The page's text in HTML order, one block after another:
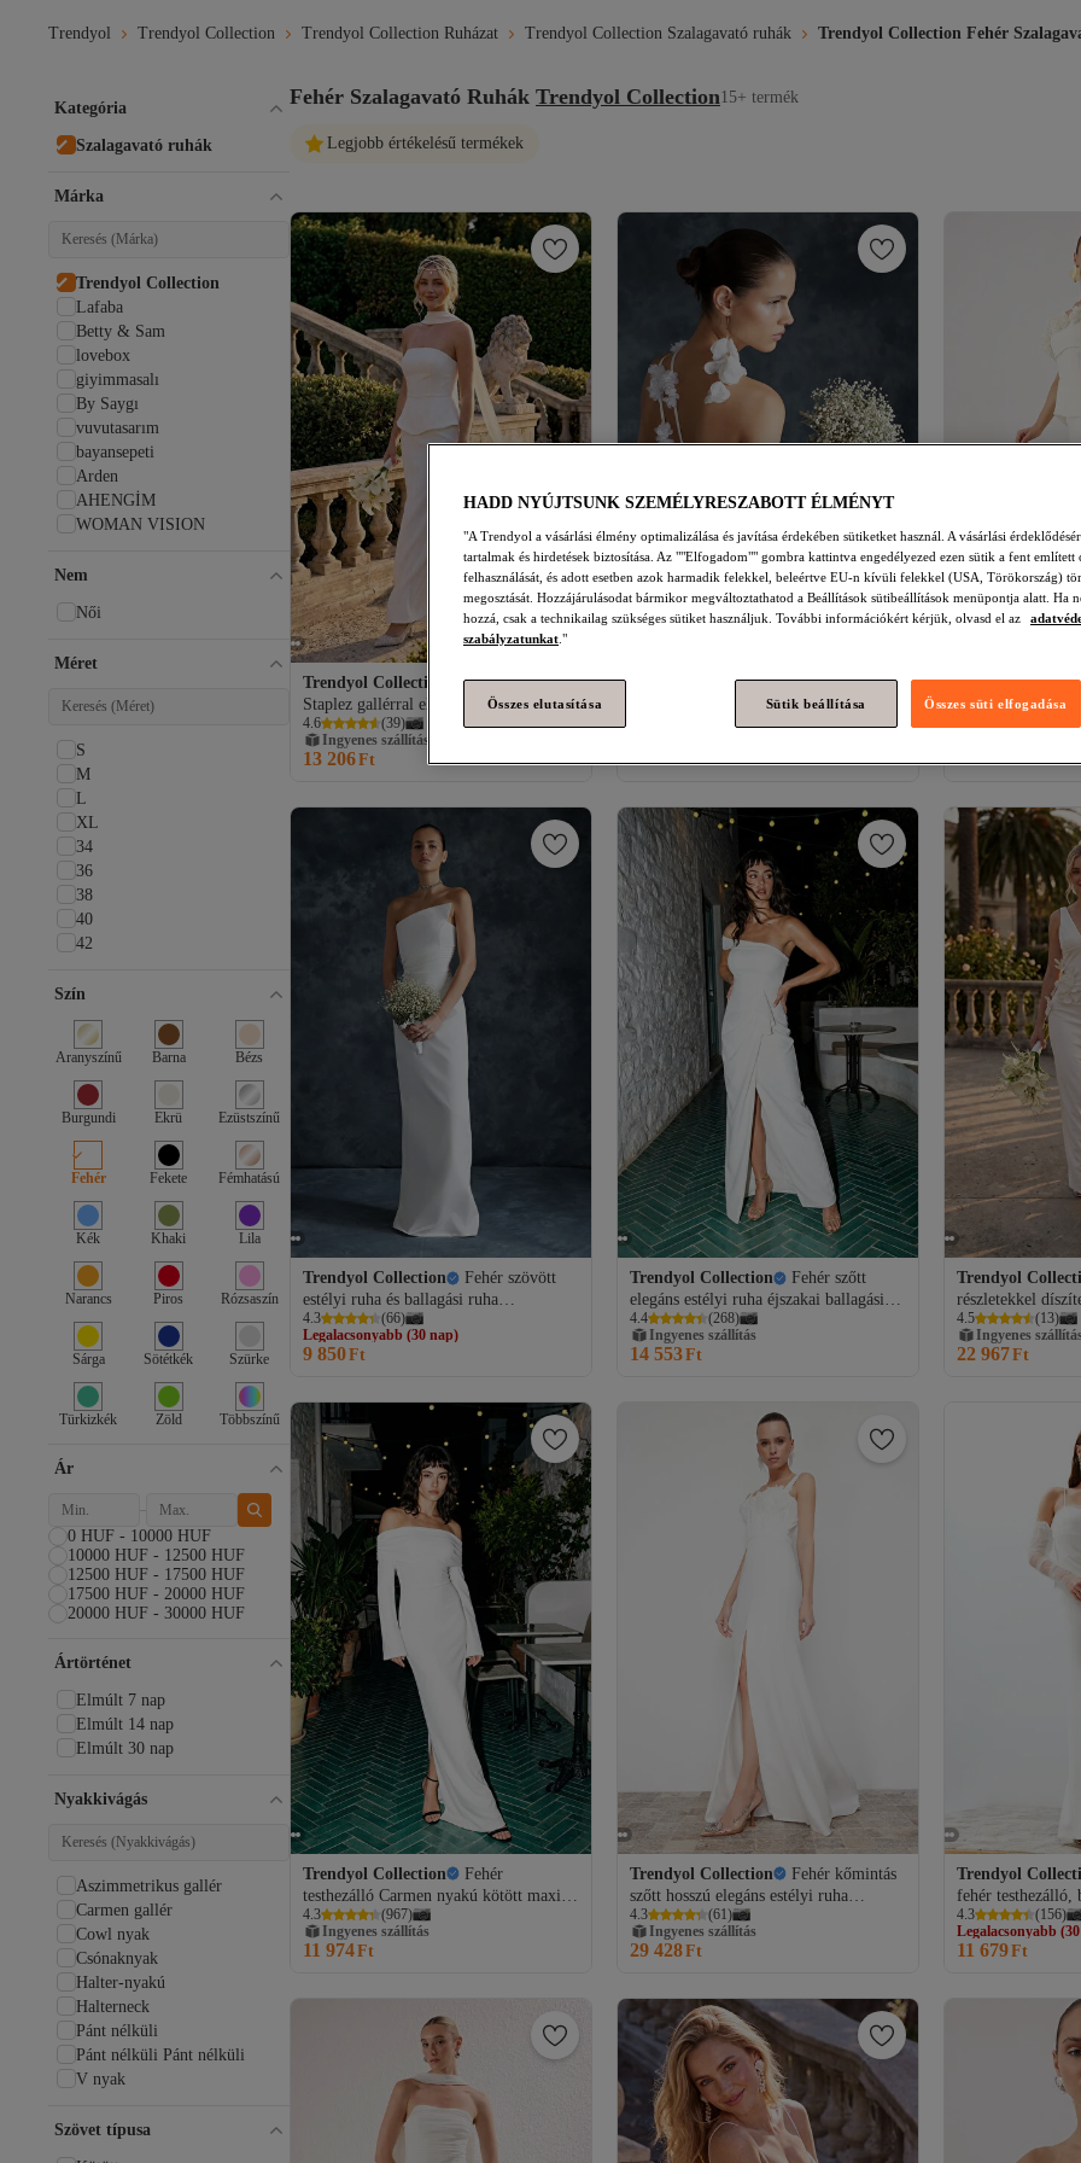
Trendyol Trendyol Collection Trendyol Collection Ruházat Trendyol Collection Szalagavató ruhák Trendyol Collection Fehér
Fehér Szalagavató Ruhák Trendyol Collection15+ termék
Legjobb értékelésű termékek
Trendyol Collection
Fehér sál,
Staplez gallérral ellátott szőtt maxi
estélyi ruha és ballagási ruha
TPRSS26AE00139
4.6 (39)
Ingyenes szállítás
13 206Ft
Trendyol Collection
Menyasszonyi
fehér A-vonalú, rózsa részletekkel
díszített, szőtt szatén esküvői/esküvői
12 294Ft
Trendyol
gallérú Finike
éjszakai hazatérés
Ingyenes
18 209Ft
Trendyol Collection
Fehér szövött
estélyi ruha és ballagási ruha
TPRSS23AE00228
4.3 (66)
Legalacsonyabb (30 nap)
Ingyenes szállítás
9 850Ft
Trendyol Collection
Fehér szőtt
elegáns estélyi ruha éjszakai ballagási
ruha TPRSS21AE0010
4.4 (268)
Ingyenes szállítás
14 553Ft
Trendyol
részletekkel
estélyi és ballagási
4.5 (13)
Ingyenes szállítás
22 967Ft
Trendyol Collection
Fehér
testhezálló Carmen nyakú kötött maxi
elegáns estélyi ruha éjszakai ballagási
ruha TPRSS24AE00204
4.3 (967)
Ingyenes szállítás
11 974Ft
Trendyol Collection
Fehér kőmintás
szőtt hosszú elegáns estélyi ruha
TPRSS24AE00183
4.3 (61)
Ingyenes szállítás
29 428Ft
Trendyol
fehér testhezálló,
hosszú estélyi
ruha
4.3 (156)
Legalacsonyabb
Ingyenes szállítás
11 679Ft
Kategória
Szalagavató ruhák
Márka
Trendyol Collection
Lafaba
Betty & Sam
lovebox
giyimmasalı
By Saygı
vuvutasarım
bayansepeti
Arden
AHENGİM
WOMAN VISION
LC Waikiki
Nem
Női
Méret
S
M
L
XL
34
36
38
40
42
Szín
Aranyszínű Barna Bézs
Burgundi Ekrü Ezüstszínű
Fehér Fekete Fémhatású
Kék Khaki Lila
Narancs Piros Rózsaszín
Sárga Sötétkék Szürke
Türkizkék Zöld Többszínű
Ár
0 HUF - 10000 HUF
10000 HUF - 12500 HUF
12500 HUF - 17500 HUF
17500 HUF - 20000 HUF
20000 HUF - 30000 HUF
Ártörténet
Elmúlt 7 nap
Elmúlt 14 nap
Elmúlt 30 nap
Nyakkivágás
Aszimmetrikus gallér
Carmen gallér
Cowl nyak
Csónaknyak
Halter-nyakú
Halterneck
Pánt nélküli
Pánt nélküli Pánt nélküli
V nyak
Szövet típusa
HADD NYÚJTSUNK SZEMÉLYRESZABOTT ÉLMÉNYT
"A Trendyol a vásárlási élmény optimalizálása és javítása érdekében sütiketket használ. A vásárlási
tartalmak és hirdetések biztosítása. Az ""Elfogadom"" gombra kattintva engedélyezed ezen sütik a fent említett
felhasználását, és adott esetben azok harmadik felekkel, beleértve EU-n kívüli felekkel (USA, Törökország)
megosztását. Hozzájárulásodat bármikor megváltoztathatod a Beállítások sütibeállítások menüpontja alatt. Ha
hozzá, csak a technikailag szükséges sütiket használjuk. További információkért kérjük, olvasd el az
szabályzatunkat ."
Összes elutasítása Sütik beállítása Összes süti elfogadása